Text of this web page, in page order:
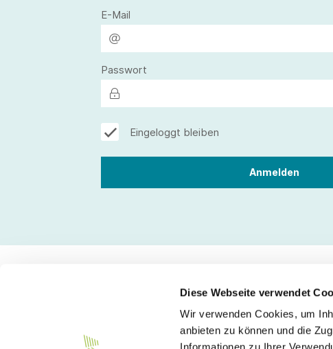
Diese Webseite verwendet
Wir verwenden Cookies, um
anbieten zu können und die
E-Mail
Passwort
Eingeloggt bleiben